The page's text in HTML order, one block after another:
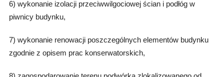
6) wykonanie izolacji przeciwwilgociowej ścian i podłóg w
piwnicy budynku,
7) wykonanie renowacji poszczególnych elementów budynku
zgodnie z opisem prac konserwatorskich,